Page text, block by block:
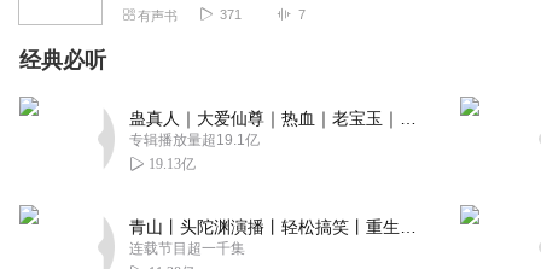
有声书 371 7
经典必听
专辑播放量超19.1亿
19.13亿
连载节目超一千集